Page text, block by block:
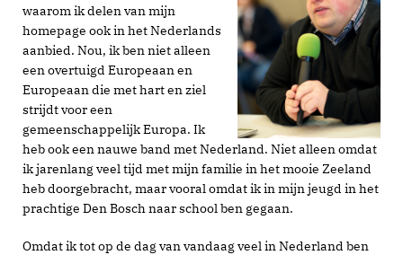
waarom ik delen van mijn
homepage ook in het Nederlands
aanbied. Nou, ik ben niet alleen
een overtuigd Europeaan en
Europeaan die met hart en ziel
strijdt voor een
gemeenschappelijk Europa. Ik
heb ook een nauwe band met Nederland. Niet alleen omdat
ik jarenlang veel tijd met mijn familie in het mooie Zeeland
heb doorgebracht, maar vooral omdat ik in mijn jeugd in het
prachtige Den Bosch naar school ben gegaan.
Omdat ik tot op de dag van vandaag veel in Nederland ben